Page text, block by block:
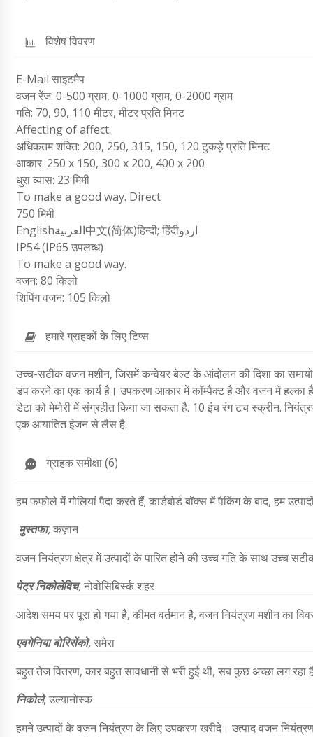
विशेष विवरण
E-Mail साइटमैप
वजन रेंज: 0-500 ग्राम, 0-1000 ग्राम, 0-2000 ग्राम
गति: 70, 90, 110 मीटर, मीटर प्रति मिनट
Affecting of affect.
अधिकतम शक्ति: 200, 250, 315, 150, 120 टुकड़े प्रति मिनट
आकार: 250 x 150, 300 x 200, 400 x 200
धुरा व्यास: 23 मिमी
To make a good way. Direct
750 मिमी
Englishالعربية中文(简体)हिन्दी; हिंदीاردو
IP54 (IP65 उपलब्ध)
To make a good way.
वजन: 80 किलो
शिपिंग वजन: 105 किलो
हमारे ग्राहकों के लिए टिप्स
उच्च-सटीक वजन मशीन, जिसमें कन्वेयर बेल्ट के आंदोलन की दिशा का
डंप करने का एक कार्य है। उपकरण आकार में कॉम्पैक्ट है और वजन में हल्का
डेटा को मेमोरी में संग्रहीत किया जा सकता है. 10 इंच रंग टच स्क्रीन.
एक आयातित इंजन से लैस है.
ग्राहक समीक्षा (6)
हम फफोले में गोलियां पैदा करते हैं; कार्डबोर्ड बॉक्स में पैकिंग के बाद, हम
मुस्तफा,कज़ान
वजन नियंत्रण क्षेत्र में उत्पादों के पारित होने की उच्च गति के साथ उच्च
पेट्र निकोलेविच,नोवोसिबिर्स्क शहर
आदेश समय पर पूरा हो गया है, कीमत वर्तमान है, वजन नियंत्रण मशीन का
एवगेनिया बोरिसेंको,समेरा
बहुत तेज वितरण, कार बहुत सावधानी से भरी हुई थी, सब कुछ अच्छा लग रहा
निकोले, उल्यानोस्क
हमने उत्पादों के वजन नियंत्रण के लिए उपकरण खरीदे। उत्पाद वजन